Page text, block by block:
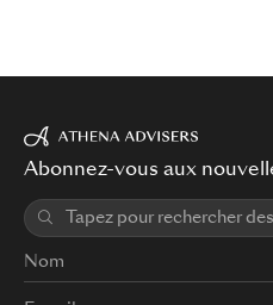
Abonnez-vous aux